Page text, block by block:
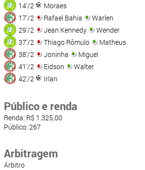
14'/2
Moraes
17'/2
Rafael Bahia
Warlen
29'/2
Jean Kennedy
Wender
37'/2
Thiago Rômulo
Matheus
38'/2
Joninha
Miguel
41'/2
Eidson
Walter
42'/2
Irlan
Público e renda
Renda: R$ 1.325,00
Público: 267
Arbitragem
Árbitro